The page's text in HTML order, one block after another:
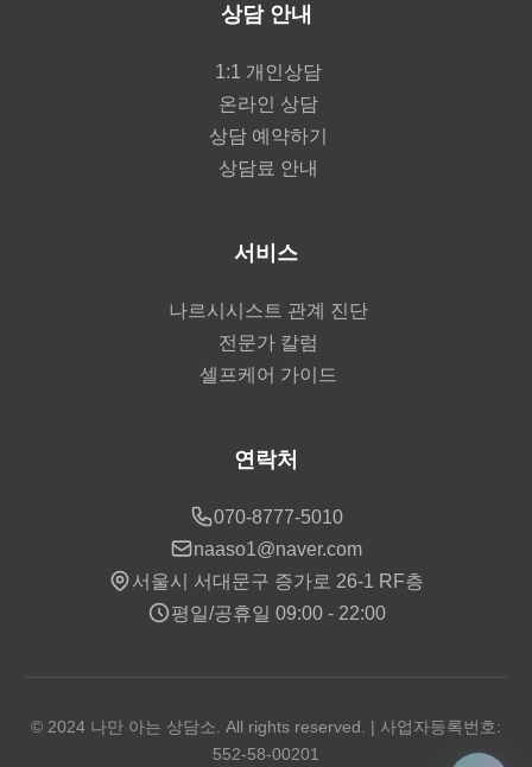
상담 안내
1:1 개인상담
온라인 상담
상담 예약하기
상담료 안내
서비스
나르시시스트 관계 진단
전문가 칼럼
셀프케어 가이드
연락처
070-8777-5010
naaso1@naver.com
서울시 서대문구 증가로 26-1 RF층
평일/공휴일 09:00 - 22:00
© 2024 나만 아는 상담소. All rights reserved. | 사업자등록번호:
552-58-00201